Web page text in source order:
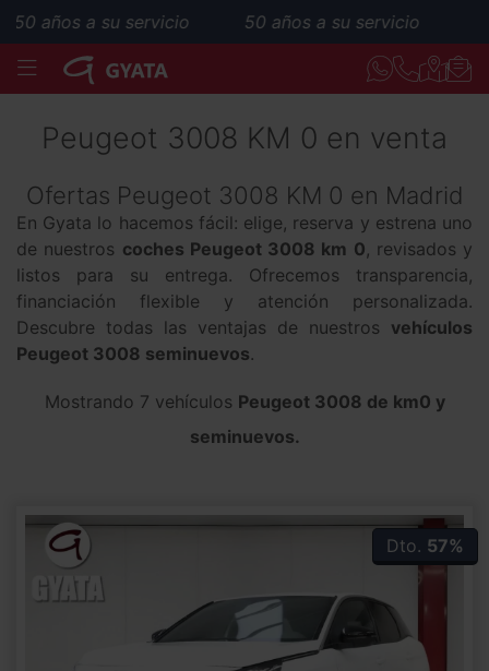
a su servicio 50 años a su servicio
MENÚ
Peugeot 3008 KM 0 en venta
Ofertas Peugeot 3008 KM 0 en Madrid
En Gyata lo hacemos fácil: elige, reserva y estrena uno
de nuestros coches Peugeot 3008 km 0, revisados y
listos para su entrega. Ofrecemos transparencia,
financiación flexible y atención personalizada.
Descubre todas las ventajas de nuestros vehículos
Peugeot 3008 seminuevos.
Mostrando 7 vehículos Peugeot 3008 de km0 y
seminuevos.
Dto. 57%